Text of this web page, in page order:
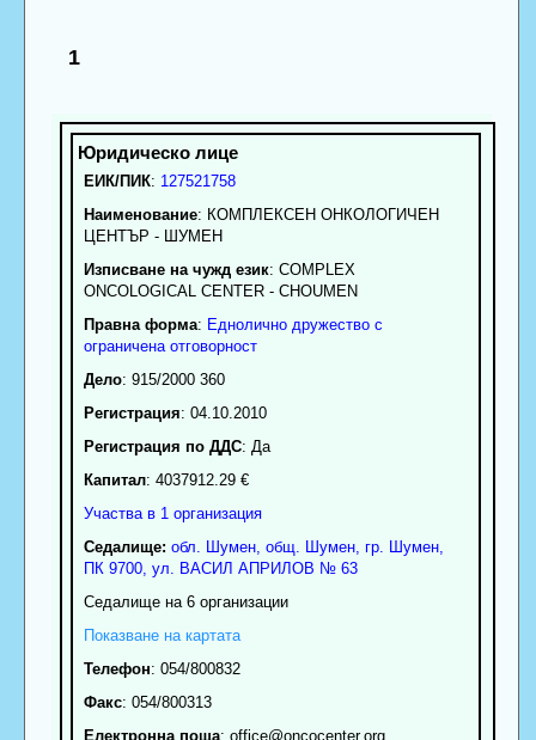
1
ЕИК/ПИК: 127521758
Наименование: КОМПЛЕКСЕН ОНКОЛОГИЧЕН
ЦЕНТЪР - ШУМЕН
Изписване на чужд език: COMPLEX
ONCOLOGICAL CENTER - CHOUMEN
Правна форма: Еднолично дружество с
ограничена отговорност
Дело: 915/2000 360
Регистрация: 04.10.2010
Регистрация по ДДС: Да
Капитал: 4037912.29 €
Участва в 1 организация
Седалище: обл. Шумен, общ. Шумен, гр. Шумен,
ПК 9700, ул. ВАСИЛ АПРИЛОВ № 63
Седалище на 6 организации
Показване на картата
Телефон: 054/800832
Факс: 054/800313
Електронна поща: office@oncocenter.org